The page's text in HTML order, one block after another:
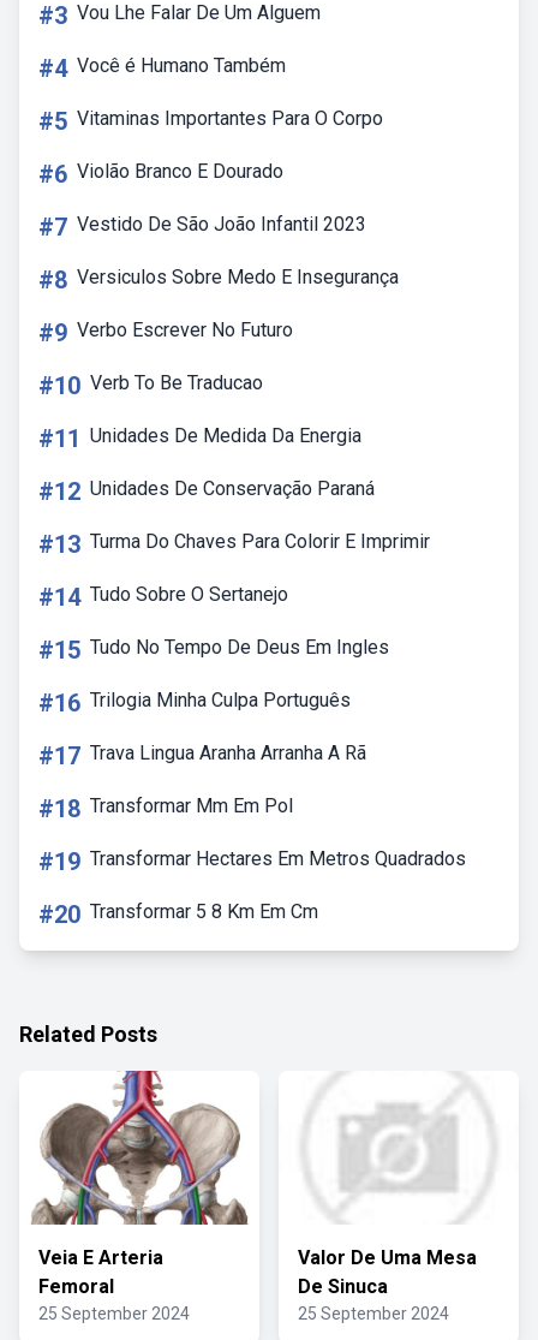
#3 Vou Lhe Falar De Um Alguem
#4 Você é Humano Também
#5 Vitaminas Importantes Para O Corpo
#6 Violão Branco E Dourado
#7 Vestido De São João Infantil 2023
#8 Versiculos Sobre Medo E Insegurança
#9 Verbo Escrever No Futuro
#10 Verb To Be Traducao
#11 Unidades De Medida Da Energia
#12 Unidades De Conservação Paraná
#13 Turma Do Chaves Para Colorir E Imprimir
#14 Tudo Sobre O Sertanejo
#15 Tudo No Tempo De Deus Em Ingles
#16 Trilogia Minha Culpa Português
#17 Trava Lingua Aranha Arranha A Rã
#18 Transformar Mm Em Pol
#19 Transformar Hectares Em Metros Quadrados
#20 Transformar 5 8 Km Em Cm
Related Posts
Veia E Arteria
Femoral
25 September 2024
Valor De Uma Mesa
De Sinuca
25 September 2024